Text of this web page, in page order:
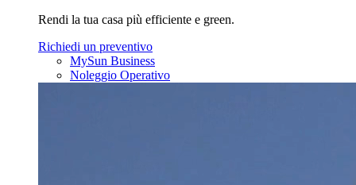
Rendi la tua casa più efficiente e green.
Richiedi un preventivo
MySun Business
Noleggio Operativo